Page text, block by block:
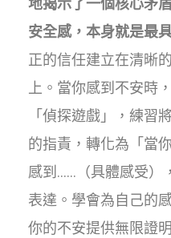
地揭示了一個核心矛
安全感，本身就是最
正的信任建立在清晰
上。當你感到不安時
「偵探遊戲」，練習
的指責，轉化為「當
感到……（具體感受）
表達。學會為自己的
你的不安提供無限證